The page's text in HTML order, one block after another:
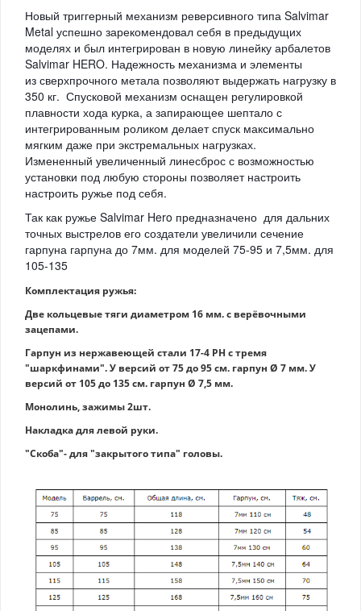
Новый триггерный механизм реверсивного типа Salvimar
Metal успешно зарекомендовал себя в предыдущих
моделях и был интегрирован в новую линейку арбалетов
Salvimar HERO. Надежность механизма и элементы
из сверхпрочного метала позволяют выдержать нагрузку в
350 кг. Спусковой механизм оснащен регулировкой
плавности хода курка, а запирающее шептало с
интегрированным роликом делает спуск максимально
мягким даже при экстремальных нагрузках.
Измененный увеличенный линесброс с возможностью
установки под любую стороны позволяет настроить
настроить ружье под себя.
Так как ружье Salvimar Hero предназначено для дальних
точных выстрелов его создатели увеличили сечение
гарпуна гарпуна до 7мм. для моделей 75-95 и 7,5мм. для
105-135
Комплектация ружья:
Две кольцевые тяги диаметром 16 мм. с верёвочными
зацепами.
Гарпун из нержавеющей стали 17-4 PH с тремя
"шаркфинами". У версий от 75 до 95 см. гарпун Ø 7 мм. У
версий от 105 до 135 см. гарпун Ø 7,5 мм.
Монолинь, зажимы 2шт.
Накладка для левой руки.
"Скоба"- для "закрытого типа" головы.